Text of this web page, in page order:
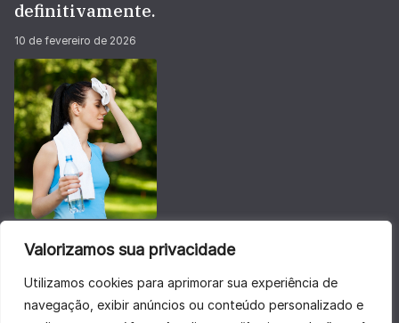
Valorizamos sua privacidade
Utilizamos cookies para aprimorar sua experiência de
navegação, exibir anúncios ou conteúdo personalizado e
definitivamente.
10 de fevereiro de 2026
Não deixe sua energia baixar no calorão do
28 de janeiro de 2026